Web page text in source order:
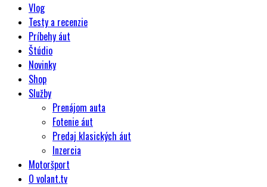
Vlog
Testy a recenzie
Príbehy áut
Štúdio
Novinky
Shop
Služby
Prenájom auta
Fotenie áut
Predaj klasických áut
Inzercia
Motoršport
O volant.tv